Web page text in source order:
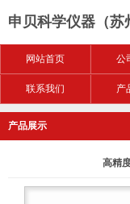
申贝科学仪器（苏
网站首页 公
联系我们 产
产品展示
高精